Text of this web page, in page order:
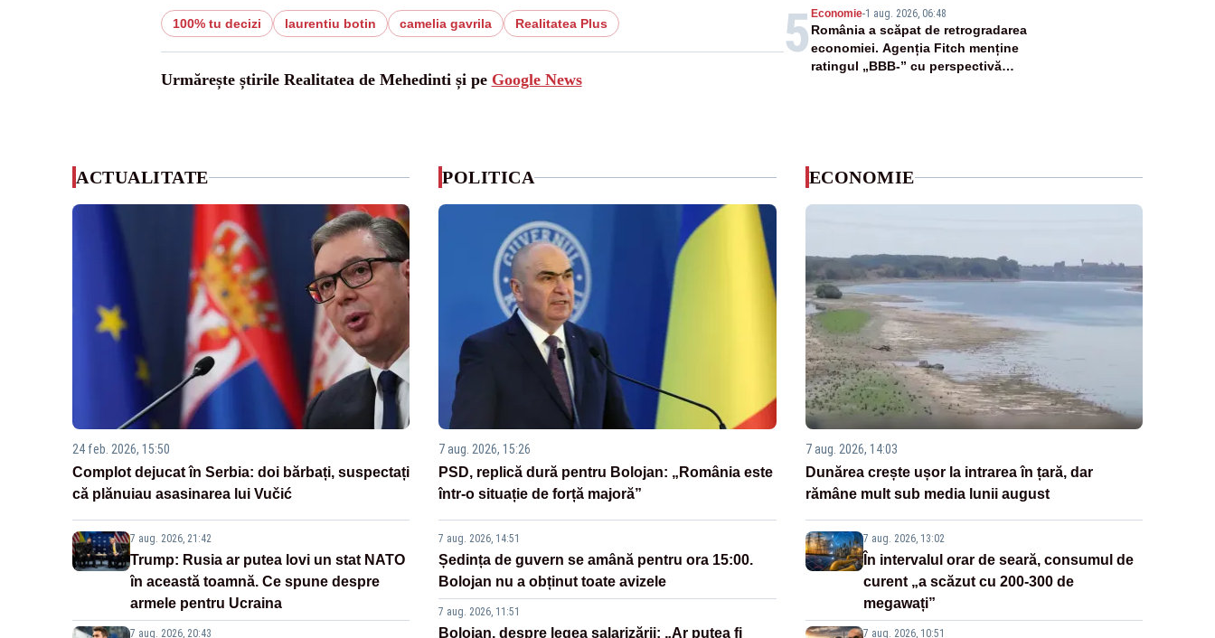
100% tu decizi laurentiu botin camelia gavrila Realitatea Plus
Urmărește știrile Realitatea de Mehedinti și pe Google News
5 Economie-1 aug. 2026, 06:48
România a scăpat de retrogradarea
economiei. Agenția Fitch menține
ratingul „BBB-” cu perspectivă
ACTUALITATE
24 feb. 2026, 15:50
Complot dejucat în Serbia: doi bărbați, suspectați
că plănuiau asasinarea lui Vučić
7 aug. 2026, 21:42
Trump: Rusia ar putea lovi un stat NATO
în această toamnă. Ce spune despre
armele pentru Ucraina
7 aug. 2026, 20:43
POLITICA
7 aug. 2026, 15:26
PSD, replică dură pentru Bolojan: „România este
într-o situație de forță majoră”
7 aug. 2026, 14:51
Ședința de guvern se amână pentru ora 15:00.
Bolojan nu a obținut toate avizele
7 aug. 2026, 11:51
Bolojan, despre legea salarizării: „Ar putea fi
ECONOMIE
7 aug. 2026, 14:03
Dunărea crește ușor la intrarea în țară, dar
rămâne mult sub media lunii august
7 aug. 2026, 13:02
În intervalul orar de seară, consumul de
curent „a scăzut cu 200-300 de
megawați”
7 aug. 2026, 10:51